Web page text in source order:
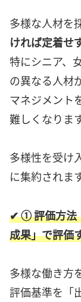
多様な人材を
ければ定着せ
特にシニア、
の異なる人材
マネジメント
難しくなります
多様性を受け
に集約されます
✔ ① 評価方法
成果」で評価
多様な働き方
評価基準を「